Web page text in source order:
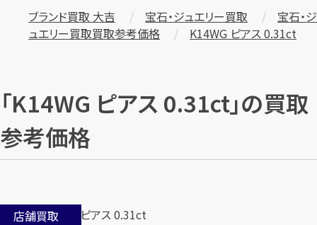
ブランド買取 大吉 宝石・ジュエリー買取
宝石・ジ
ュエリー買取買取参考価格
K14WG ピアス 0.31ct
「K14WG ピアス 0.31ct」の買取
参考価格
店舗買取